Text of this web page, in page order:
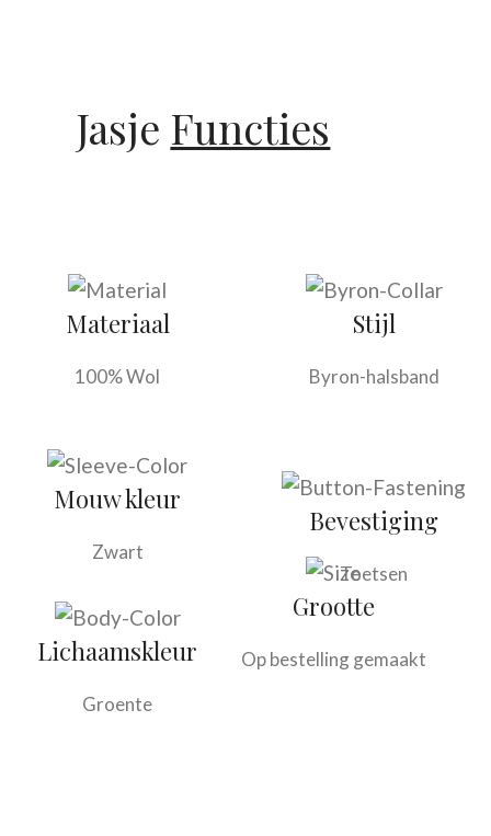
Jasje Functies
Materiaal
100% Wol
Mouw kleur
Zwart
Stijl
Byron-halsband
Bevestiging
Toetsen
Lichaamskleur
Groente
Grootte
Op bestelling gemaakt